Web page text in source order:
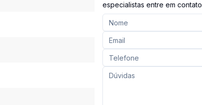
especialistas entre em contato